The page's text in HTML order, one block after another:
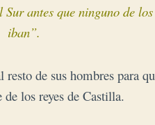
antes que ninguno de
iban”.
de sus hombres para
los reyes de Castilla.